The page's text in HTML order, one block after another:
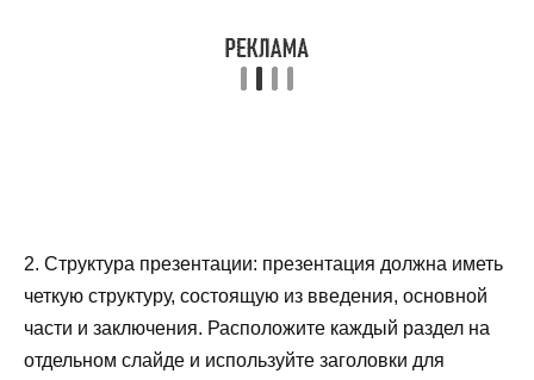
2. Структура презентации: презентация должна иметь
четкую структуру, состоящую из введения, основной
части и заключения. Расположите каждый раздел на
отдельном слайде и используйте заголовки для